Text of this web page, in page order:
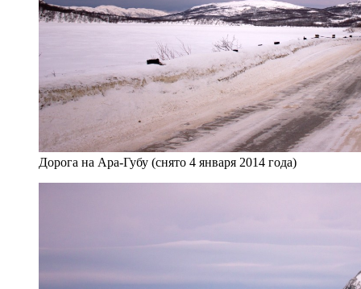
Дорога на Ара-Губу (снято 4 января 2014 года)